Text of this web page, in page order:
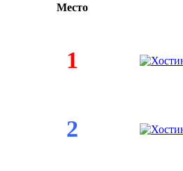
Место
1
2